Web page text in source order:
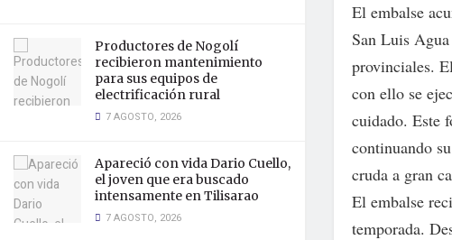
Productores de Nogolí
recibieron mantenimiento
para sus equipos de
electrificación rural
7 AGOSTO, 2026
Apareció con vida Dario Cuello,
el joven que era buscado
intensamente en Tilisarao
7 AGOSTO, 2026
El embalse
San Luis
provinciales.
con ello se
cuidado. Este
continuando
cruda a gran
El embalse
temporada.